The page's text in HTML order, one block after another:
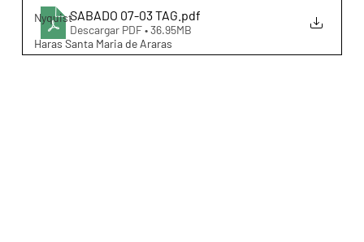
Nyquist
Haras Santa Maria de Araras
SABADO 07-03 TAG .pdf
Descargar PDF • 36.95MB